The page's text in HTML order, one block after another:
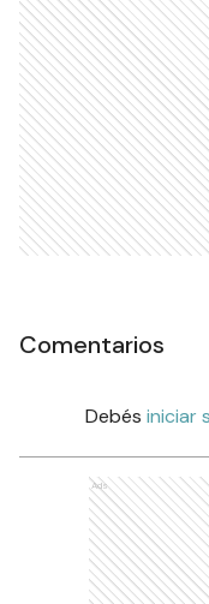
Comentarios
Debés iniciar
Ads